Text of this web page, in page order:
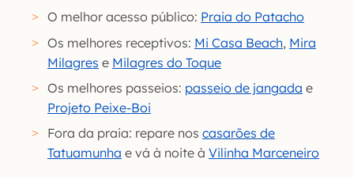
O melhor acesso público: Praia do Patacho
Os melhores receptivos: Mi Casa Beach, Mira
Milagres e Milagres do Toque
Os melhores passeios: passeio de jangada e
Projeto Peixe-Boi
Fora da praia: repare nos casarões de
Tatuamunha e vá à noite à Vilinha Marceneiro